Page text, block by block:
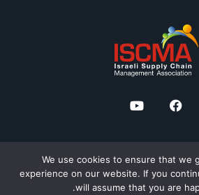
We use cookies to ensure that we
experience on our website. If you
will assume that you are